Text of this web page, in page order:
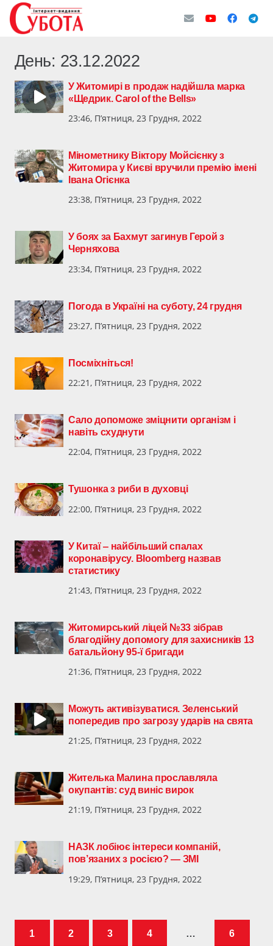
День: 23.12.2022
У Житомирі в продаж надійшла марка
«Щедрик. Carol of the Bells»
23:46, П’ятниця, 23 Грудня, 2022
Мінометнику Віктору Мойсієнку з
Житомира у Києві вручили премію імені
Івана Огієнка
23:38, П’ятниця, 23 Грудня, 2022
У боях за Бахмут загинув Герой з
Черняхова
23:34, П’ятниця, 23 Грудня, 2022
Погода в Україні на суботу, 24 грудня
23:27, П’ятниця, 23 Грудня, 2022
Посміхніться!
22:21, П’ятниця, 23 Грудня, 2022
Сало допоможе зміцнити організм і
навіть схуднути
22:04, П’ятниця, 23 Грудня, 2022
Тушонка з риби в духовці
22:00, П’ятниця, 23 Грудня, 2022
У Китаї ‒ найбільший спалах
коронавірусу. Bloomberg назвав
статистику
21:43, П’ятниця, 23 Грудня, 2022
Житомирський ліцей №33 зібрав
благодійну допомогу для захисників 13
батальйону 95-ї бригади
21:36, П’ятниця, 23 Грудня, 2022
Можуть активізуватися. Зеленський
попередив про загрозу ударів на свята
21:25, П’ятниця, 23 Грудня, 2022
Жителька Малина прославляла
окупантів: суд виніс вирок
21:19, П’ятниця, 23 Грудня, 2022
НАЗК лобіює інтереси компаній,
пов’язаних з росією? — ЗМІ
19:29, П’ятниця, 23 Грудня, 2022
1 2 3 4 … 6